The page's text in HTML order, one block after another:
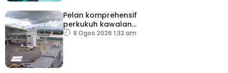
Pelan komprehensif
perkukuh kawalan
keselamatan di semua
8 Ogos 2026 1:32 am